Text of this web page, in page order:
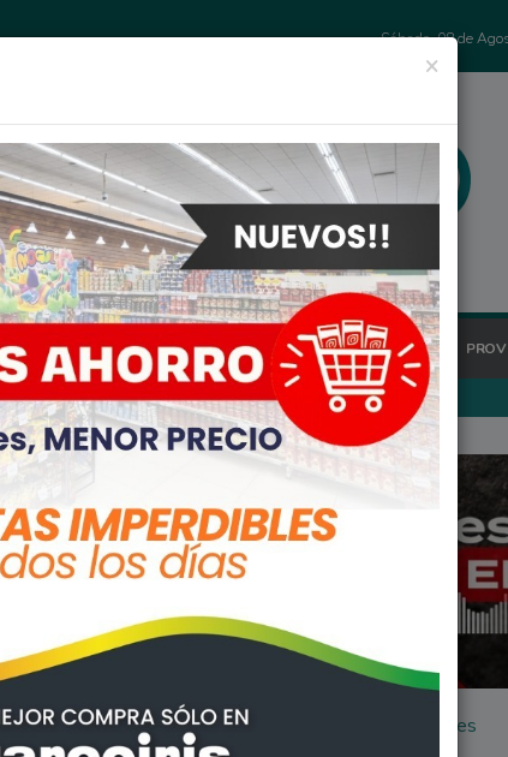
Sábado, 08 de
FIGHIERA GENERAL LAGOS POLICIALES REGIONALES
×
en un frigorífico que crece con ventas de media res